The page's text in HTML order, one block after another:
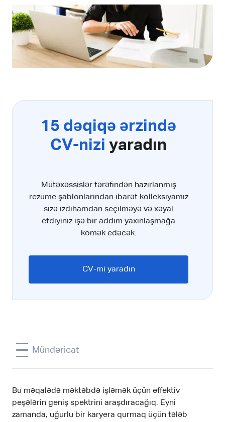
15 dəqiqə ərzində
CV-nizi yaradın
Mütəxəssislər tərəfindən hazırlanmış
rezüme şablonlarından ibarət kolleksiyamız
sizə izdihamdan seçilməyə və xəyal
etdiyiniz işə bir addım yaxınlaşmağa
kömək edəcək.
CV-mi yaradın
Mündəricat
Bu məqalədə məktəbdə işləmək üçün effektiv
peşələrin geniş spektrini araşdıracağıq. Eyni
zamanda, uğurlu bir karyera qurmaq üçün tələb